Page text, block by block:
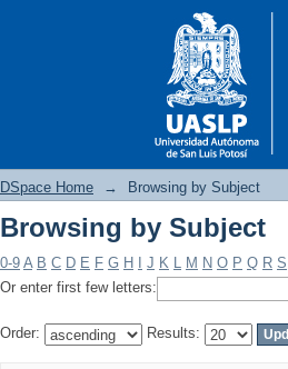
Browsing by
DSpace Home → Browsing by Subject
Browsing by Subject
0-9 A B C D E F G H J K L M N O P Q R S
Or enter first few letters:
Order: Results: